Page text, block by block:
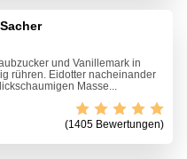
und Vanillemark in
rühren. Eidotter nacheinander
Masse...
(1405 Bewertungen)